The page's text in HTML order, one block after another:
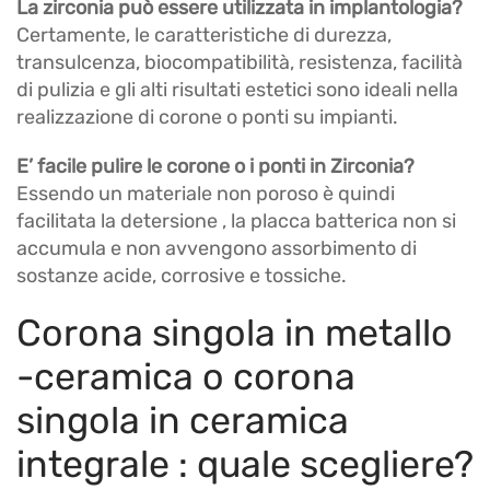
La zirconia può essere utilizzata in implantologia?
Certamente, le caratteristiche di durezza,
transulcenza, biocompatibilità, resistenza, facilità
di pulizia e gli alti risultati estetici sono ideali nella
realizzazione di corone o ponti su impianti.
E’ facile pulire le corone o i ponti in Zirconia?
Essendo un materiale non poroso è quindi
facilitata la detersione , la placca batterica non si
accumula e non avvengono assorbimento di
sostanze acide, corrosive e tossiche.
Corona singola in metallo
-ceramica o corona
singola in ceramica
integrale : quale scegliere?